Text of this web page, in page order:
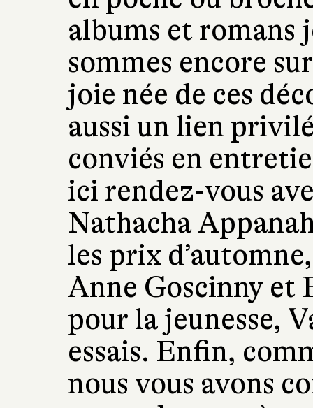
albums et romans
sommes encore
joie née de ces
aussi un lien
conviés en
ici rendez-vous
Nathacha
les prix
Anne Goscinny et
pour la jeunesse,
essais. Enfin,
nous vous avons